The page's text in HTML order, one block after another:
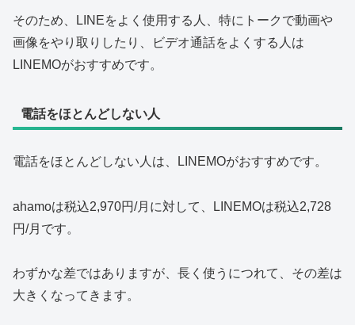
そのため、LINEをよく使用する人、特にトークで動画や
画像をやり取りしたり、ビデオ通話をよくする人は
LINEMOがおすすめです。
電話をほとんどしない人
電話をほとんどしない人は、LINEMOがおすすめです。
ahamoは税込2,970円/月に対して、LINEMOは税込2,728
円/月です。
わずかな差ではありますが、長く使うにつれて、その差は
大きくなってきます。